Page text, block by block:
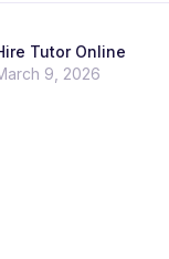
Tutor Online
9, 2026